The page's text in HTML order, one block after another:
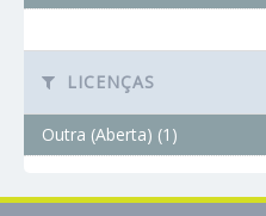
LICENÇAS
Outra (Aberta) (1)